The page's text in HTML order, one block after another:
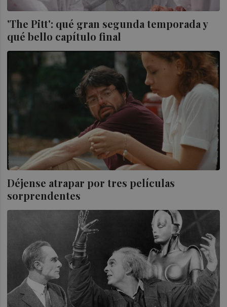
'The Pitt': qué gran segunda temporada y
qué bello capítulo final
Déjense atrapar por tres películas
sorprendentes